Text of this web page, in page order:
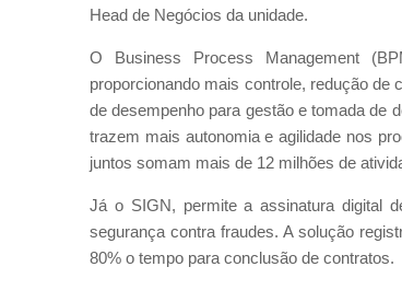
Head de Negócios da unidade.
O Business Process Management
proporcionando mais controle, redução de
de desempenho para gestão e tomada de
trazem mais autonomia e agilidade nos
juntos somam mais de 12 milhões de
Já o SIGN, permite a assinatura digital
segurança contra fraudes. A solução
80% o tempo para conclusão de contratos.